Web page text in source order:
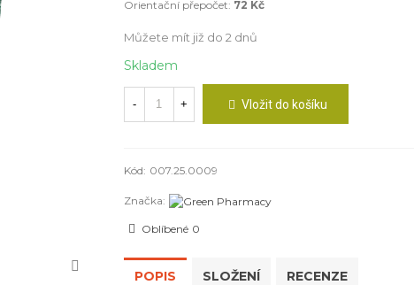
Orientační přepočet: 72 Kč
Můžete mít již do 2 dnů
Skladem
- + Vložit do košíku
Kód: 007.25.0009
Značka:
Oblíbené 0
POPIS SLOŽENÍ RECENZE